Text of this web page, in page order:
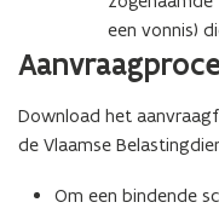
een vonnis)
Download het
de Vlaamse
Om een bindende